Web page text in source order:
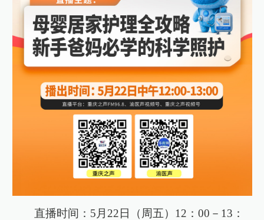
直播时间：5月22日（周五）12：00－13：